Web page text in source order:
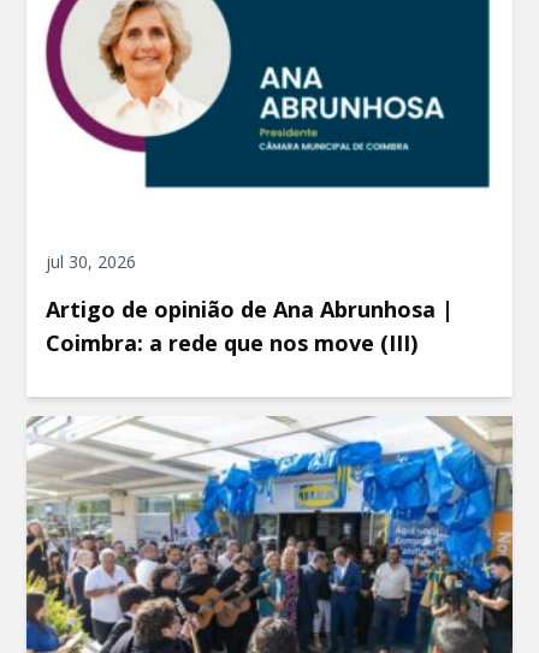
jul 30, 2026
Artigo de opinião de Ana Abrunhosa |
Coimbra: a rede que nos move (III)